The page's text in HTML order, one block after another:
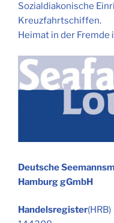
Sozialdiakonische
Kreuzfahrtschiffen.
Heimat in der Fremde
Deutsche
Hamburg gGmbH
Handelsregister(HRB)